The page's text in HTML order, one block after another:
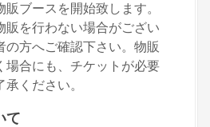
ブースを開始致します。
販を行わない場合がござい
の方へご確認下さい。物販
場合にも、チケットが必要
ください。
て